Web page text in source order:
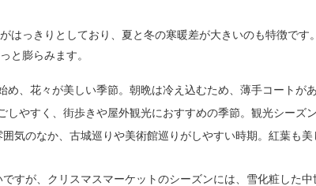
はっきりとしており、夏と冬の寒暖差が大きいのも特徴で
と膨らみます。
め、花々が美しい季節。朝晩は冷え込むため、薄手コートが
しやすく、街歩きや屋外観光におすすめの季節。観光シーズ
囲気のなか、古城巡りや美術館巡りがしやすい時期。紅葉も
ですが、クリスマスマーケットのシーズンには、雪化粧した中